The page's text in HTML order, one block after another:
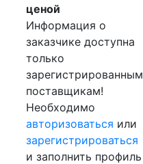
ценой
Информация о
заказчике доступна
только
зарегистрированным
поставщикам!
Необходимо
авторизоваться или
зарегистрироваться
и заполнить профиль